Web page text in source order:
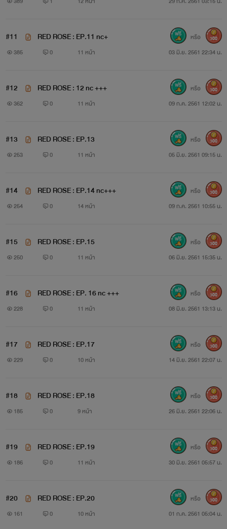
จะมีสาวๆเข้ามาให้เลือกแทบไม่ขาด และเขาก็เป็นคนที่จิตใจดี
ไม่กล้าปฎิเสธให้เสียน้ำใจใคร
(หากเขาต้องการใคร ก็ยากที่ใครจะปฏิเสธได้)
เอวารีน (โรส) สวัสดิ์ณรงค์กุล (อายุ 24 ปี)
เธอเป็น 1 ใน 8 นางเอกแถวหน้าของประเทศ อยู่ในวงการมา
เป็นเวลานาน เปลี่ยนบทบาทในวงการมาหลายรูปแบบ
ทั้งนักร้อง DJ และการก้าวเข้ามาเป็นนักแสดงที่เล่นเรื่องก็
ถูกจับตามอง ด้วยความมากฝีมือ แต่น่าเสียดายที่เธอไม่โสดเสีย
#11 RED ROSE : EP.11 nc+
385 0 11 หน้า 03 มิ.ย. 2561 22:34 น.
หรือ 300
#12 RED ROSE : 12 nc +++
362 0 11 หน้า 09 ก.ค. 2561 12:02 น.
หรือ 300
#13 RED ROSE : EP.13
253 0 11 หน้า 05 มิ.ย. 2561 09:15 น.
หรือ 300
#14 RED ROSE : EP.14 nc+++
254 0 14 หน้า 09 ก.ค. 2561 10:55 น.
หรือ 300
#15 RED ROSE : EP.15
250 0 11 หน้า 06 มิ.ย. 2561 15:35 น.
หรือ 300
#16 RED ROSE : EP. 16 nc +++
228 0 11 หน้า 08 มิ.ย. 2561 13:13 น.
หรือ 300
#17 RED ROSE : EP.17
229 0 10 หน้า 14 มิ.ย. 2561 22:07 น.
หรือ 300
#18 RED ROSE : EP.18
185 0 9 หน้า 26 มิ.ย. 2561 22:06 น.
หรือ 300
#19 RED ROSE : EP.19
186 0 11 หน้า 30 มิ.ย. 2561 05:57 น.
หรือ 300
#20 RED ROSE : EP.20
161 0 10 หน้า 01 ก.ค. 2561 05:04 น.
หรือ 300